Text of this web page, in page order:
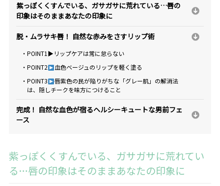
紫っぽくくすんでいる、ガサガサに荒れている…唇の
印象はそのままあなたの印象に
脱・ムラサキ唇！ 自然な赤みをさすリップ術
・POINT1▶︎リップケアは常に怠らない
・POINT2
血色ベージュのリップを軽く塗る
・POINT3
唇紫色の民が陥りがちな「グレー肌」の解消法
は、隠しチークを味方につけること
完成！ 自然な血色が宿るヘルシーキュートな男前フェ
ース
紫っぽくくすんでいる、ガサガサに荒れてい
る…唇の印象はそのままあなたの印象に